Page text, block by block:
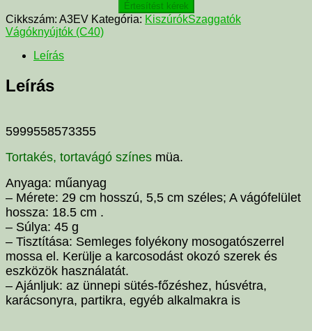
Értesítést kérek
Cikkszám: A3EV Kategória: KiszúrókSzaggatók
Vágóknyújtók (C40)
Leírás
Leírás
5999558573355
Tortakés, tortavágó színes müa.
Anyaga: műanyag
– Mérete: 29 cm hosszú, 5,5 cm széles; A vágófelület
hossza: 18.5 cm .
– Súlya: 45 g
– Tisztítása: Semleges folyékony mosogatószerrel
mossa el. Kerülje a karcosodást okozó szerek és
eszközök használatát.
– Ajánljuk: az ünnepi sütés-főzéshez, húsvétra,
karácsonyra, partikra, egyéb alkalmakra is